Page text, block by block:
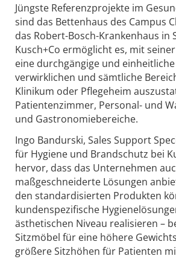
Jüngste Referenzprojekte im
sind das Bettenhaus des Campus
das Robert-Bosch-Krankenhaus in
Kusch+Co ermöglicht es, mit
eine durchgängige und
verwirklichen und sämtliche
Klinikum oder Pflegeheim
Patientenzimmer, Personal- und
und Gastronomiebereiche.
Ingo Bandurski, Sales Support
für Hygiene und Brandschutz bei
hervor, dass das Unternehmen
maßgeschneiderte Lösungen
den standardisierten Produkten
kundenspezifische
ästhetischen Niveau realisieren –
Sitzmöbel für eine höhere
größere Sitzhöhen für Patienten